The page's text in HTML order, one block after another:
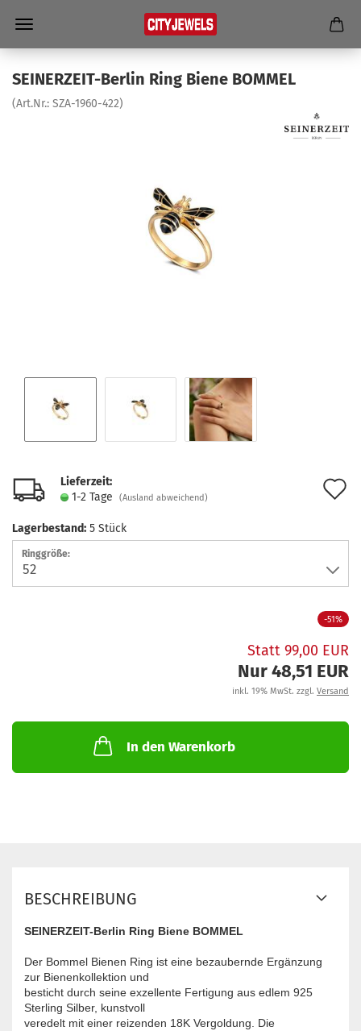
SEINERZEIT-​Berlin Ring Biene BOM­MEL
(Art.Nr.: SZA-​1960-422)
Lieferzeit:
1-2 Tage
(Ausland abweichend)
Lagerbestand: 5 Stück
Ringgröße:
-51%
Statt 99,00 EUR
Nur 48,51 EUR
inkl. 19% MwSt. zzgl. Versand
In den Warenkorb
BESCHREIBUNG
SEINERZEIT-Berlin Ring Biene BOMMEL
Der Bommel Bienen Ring ist eine bezaubernde Ergänzung
zur Bienenkollektion und
besticht durch seine exzellente Fertigung aus edlem 925
Sterling Silber, kunstvoll
veredelt mit einer reizenden 18K Vergoldung. Die